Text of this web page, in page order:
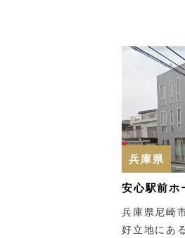
兵庫県
安心駅前ホ
兵庫県尼崎
好立地にあ